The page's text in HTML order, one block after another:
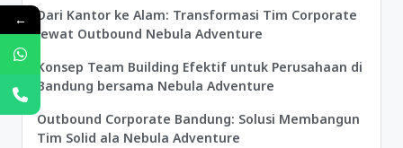
Dari Kantor ke Alam: Transformasi Tim Corporate
lewat Outbound Nebula Adventure
Konsep Team Building Efektif untuk Perusahaan di
Bandung bersama Nebula Adventure
Outbound Corporate Bandung: Solusi Membangun
Tim Solid ala Nebula Adventure
←